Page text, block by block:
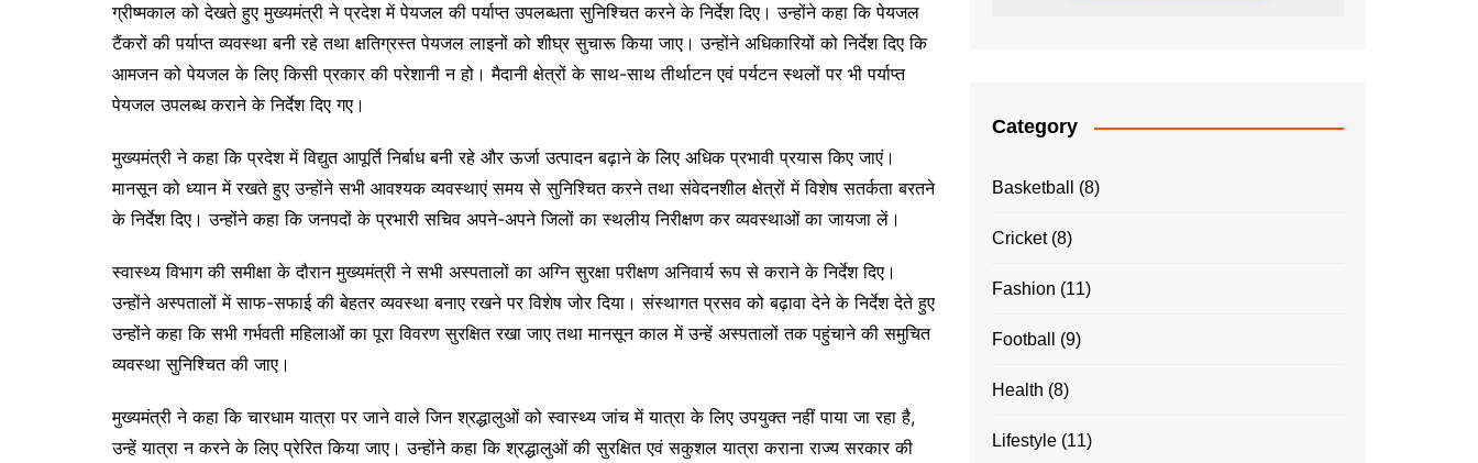
ग्रीष्मकाल को देखते हुए मुख्यमंत्री ने प्रदेश में पेयजल की पर्याप्त उपलब्धता सुनिश्चित करने के निर्देश दिए। उन्होंने कहा कि पेयजल
टैंकरों की पर्याप्त व्यवस्था बनी रहे तथा क्षतिग्रस्त पेयजल लाइनों को शीघ्र सुचारू किया जाए। उन्होंने अधिकारियों को निर्देश दिए कि
आमजन को पेयजल के लिए किसी प्रकार की परेशानी न हो। मैदानी क्षेत्रों के साथ-साथ तीर्थाटन एवं पर्यटन स्थलों पर भी पर्याप्त
पेयजल उपलब्ध कराने के निर्देश दिए गए।
मुख्यमंत्री ने कहा कि प्रदेश में विद्युत आपूर्ति निर्बाध बनी रहे और ऊर्जा उत्पादन बढ़ाने के लिए अधिक प्रभावी प्रयास किए जाएं।
मानसून को ध्यान में रखते हुए उन्होंने सभी आवश्यक व्यवस्थाएं समय से सुनिश्चित करने तथा संवेदनशील क्षेत्रों में विशेष सतर्कता बरतने
के निर्देश दिए। उन्होंने कहा कि जनपदों के प्रभारी सचिव अपने-अपने जिलों का स्थलीय निरीक्षण कर व्यवस्थाओं का जायजा लें।
स्वास्थ्य विभाग की समीक्षा के दौरान मुख्यमंत्री ने सभी अस्पतालों का अग्नि सुरक्षा परीक्षण अनिवार्य रूप से कराने के निर्देश दिए।
उन्होंने अस्पतालों में साफ-सफाई की बेहतर व्यवस्था बनाए रखने पर विशेष जोर दिया। संस्थागत प्रसव को बढ़ावा देने के निर्देश देते हुए
उन्होंने कहा कि सभी गर्भवती महिलाओं का पूरा विवरण सुरक्षित रखा जाए तथा मानसून काल में उन्हें अस्पतालों तक पहुंचाने की समुचित
व्यवस्था सुनिश्चित की जाए।
मुख्यमंत्री ने कहा कि चारधाम यात्रा पर जाने वाले जिन श्रद्धालुओं को स्वास्थ्य जांच में यात्रा के लिए उपयुक्त नहीं पाया जा रहा है,
उन्हें यात्रा न करने के लिए प्रेरित किया जाए। उन्होंने कहा कि श्रद्धालुओं की सुरक्षित एवं सकुशल यात्रा कराना राज्य सरकार की
Category
Basketball (8)
Cricket(8)
Fashion (11)
Football (9)
Health (8)
Lifestyle (11)